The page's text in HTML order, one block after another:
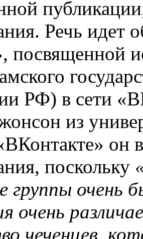
Речь идет
посвященной
РФ) в сети
из
он
поскольку
группы очень
очень
чеченцев,